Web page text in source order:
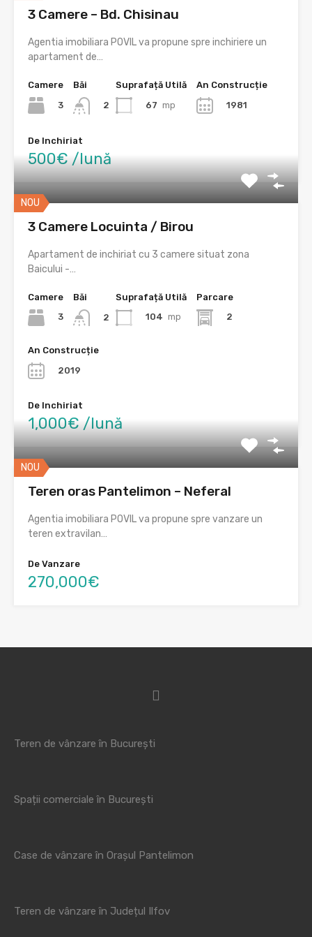
3 Camere – Bd. Chisinau
Agentia imobiliara POVIL va propune spre inchiriere un
apartament de…
Camere
3
Băi
2
Suprafață Utilă
67 mp
An Construcție
1981
De Inchiriat
500€ /lună
NOU
3 Camere Locuinta / Birou
Apartament de inchiriat cu 3 camere situat zona
Baicului -…
Camere
3
Băi
2
Suprafață Utilă
104 mp
Parcare
2
An Construcție
2019
De Inchiriat
1,000€ /lună
NOU
Teren oras Pantelimon – Neferal
Agentia imobiliara POVIL va propune spre vanzare un
teren extravilan…
De Vanzare
270,000€
Teren de vânzare în București
Spații comerciale în București
Case de vânzare în Orașul Pantelimon
Teren de vânzare în Județul Ilfov